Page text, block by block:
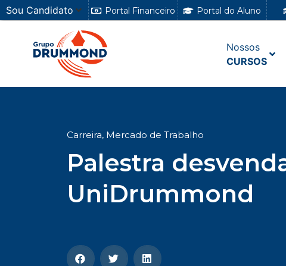
Sou Candidato Portal Financeiro Portal do Aluno
Nossos
CURSOS
Carreira, Mercado de Trabalho
Palestra
UniDrummond